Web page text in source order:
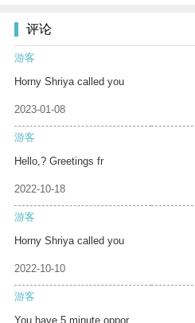
评论
游客
Horny Shriya called you
2023-01-08
游客
Hello,? Greetings fr
2022-10-18
游客
Horny Shriya called you
2022-10-10
游客
You have 5 minute oppor